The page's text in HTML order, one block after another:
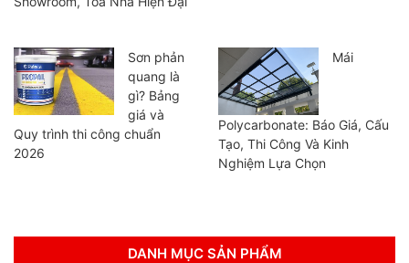
Sơn phản
quang là
gì? Bảng
giá và
Quy trình thi công chuẩn
2026
Mái
Polycarbonate: Báo Giá, Cấu
Tạo, Thi Công Và Kinh
Nghiệm Lựa Chọn
DANH MỤC SẢN PHẨM